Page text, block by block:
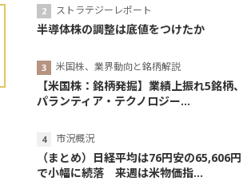
ストラテジーレポート
半導体株の調整は底値をつけたか
米国株、業界動向と銘柄解説
【米国株：銘柄発掘】業績上振れ5銘柄、
パランティア・テクノロジー...
市況概況
（まとめ）日経平均は76円安の65,606円
で小幅に続落 来週は米物価指...